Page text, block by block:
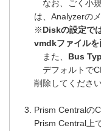
なお、ごく小
は、Analyzerの
※Diskの設定で
vmdkファイルを
また、 Bus
デフォルトで
削除してくださ
Prism Centralの
Prism Central上